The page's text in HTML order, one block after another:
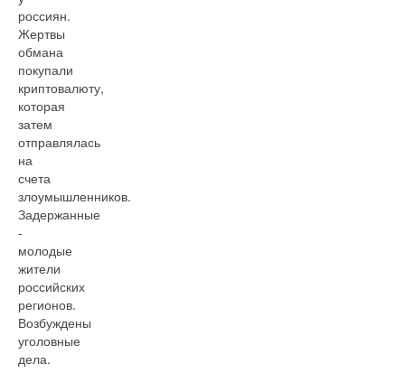
россиян.
Жертвы
обмана
покупали
криптовалюту,
которая
затем
отправлялась
на
счета
злоумышленников.
Задержанные
-
молодые
жители
российских
регионов.
Возбуждены
уголовные
дела.